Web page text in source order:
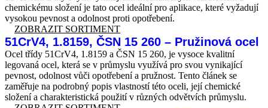
chemickému složení je tato ocel ideální pro aplikace, které vyžadují
vysokou pevnost a odolnost proti opotřebení.
ZOBRAZIT SORTIMENT
51CrV4, 1.8159, ČSN 15 260 – Pružinová ocel
Ocel třídy 51CrV4, 1.8159 a ČSN 15 260, je vysoce kvalitní
legovaná ocel, která se v průmyslu využívá pro svou vynikající
pevnost, odolnost vůči opotřebení a pružnost. Tento článek se
zaměřuje na podrobný popis vlastností této oceli, její chemické
složení a charakteristická použití v různých odvětvích průmyslu.